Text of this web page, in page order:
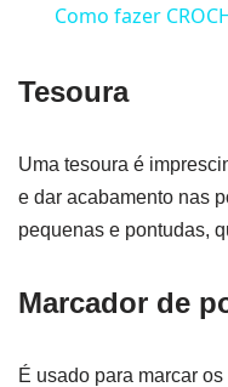
Como fazer
Tesoura
Uma tesoura é
e dar acabamento nas
pequenas e pontudas,
Marcador de
É usado para marcar